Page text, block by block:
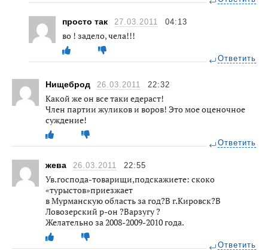
просто так 27.03.2011 04:13
во ! задело, чела!!!
Ответить
Нищеброд 26.03.2011 22:32
Какой же он все таки едераст!
Член партии жуликов и воров! Это мое оценочное
суждение!
Ответить
жева 26.03.2011 22:55
Ув.господа-товарищи,подскажиете: скоко
«турыстов»приезжает
в Мурманскую область за год?В г.Кировск?В
Ловозерский р-он ?Варзугу ?
Желательно за 2008-2009-2010 года.
Ответить